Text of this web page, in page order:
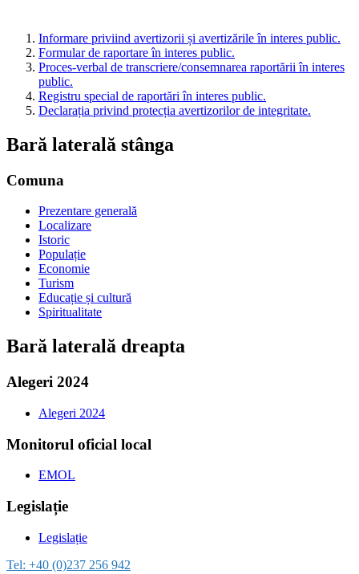
Informare priviind avertizorii și avertizările în interes public.
Formular de raportare în interes public.
Proces-verbal de transcriere/consemnarea raportării în interes
public.
Registru special de raportări în interes public.
Declarația privind protecția avertizorilor de integritate.
Bară laterală stânga
Comuna
Prezentare generală
Localizare
Istoric
Populație
Economie
Turism
Educație și cultură
Spiritualitate
Bară laterală dreapta
Alegeri 2024
Alegeri 2024
Monitorul oficial local
EMOL
Legislație
Legislație
Tel: +40 (0)237 256 942